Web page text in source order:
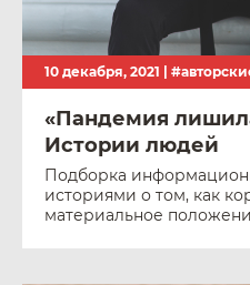
10 декабря, 2021 |
«Пандемия
Истории людей
Подборка
историями о том, как
материальное